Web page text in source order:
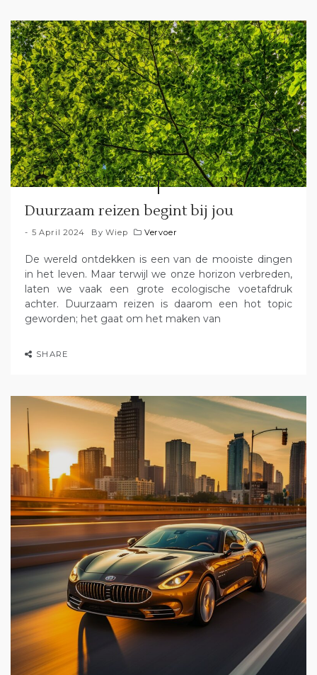
Duurzaam reizen begint bij jou
5 April 2024 ByWiep Vervoer
De wereld ontdekken is een van de mooiste dingen
in het leven. Maar terwijl we onze horizon verbreden,
laten we vaak een grote ecologische voetafdruk
achter. Duurzaam reizen is daarom een hot topic
geworden; het gaat om het maken van
SHARE